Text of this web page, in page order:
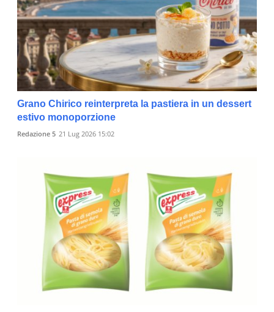
Grano Chirico reinterpreta la pastiera in un dessert
estivo monoporzione
Redazione 5 21 Lug 2026 15:02